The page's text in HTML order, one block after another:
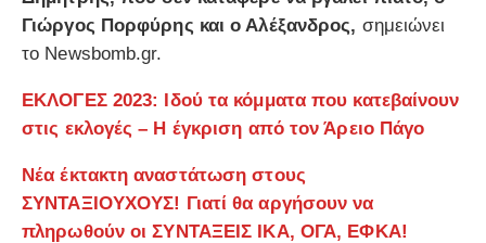
Γιώργος Πορφύρης και ο Αλέξανδρος, σημειώνει
το Newsbomb.gr.
ΕΚΛΟΓΕΣ 2023: Ιδού τα κόμματα που κατεβαίνουν
στις εκλογές – Η έγκριση από τον Άρειο Πάγο
Νέα έκτακτη αναστάτωση στους
ΣΥΝΤΑΞΙΟΥΧΟΥΣ! Γιατί θα αργήσουν να
πληρωθούν οι ΣΥΝΤΑΞΕΙΣ ΙΚΑ, ΟΓΑ, ΕΦΚΑ!